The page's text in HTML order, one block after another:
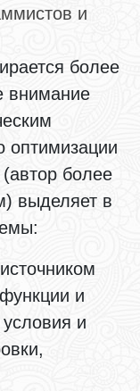
и
более
внимание
оптимизации
более
выделяет в
и
и